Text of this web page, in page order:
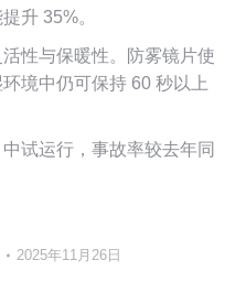
升 35%。
性与保暖性。防雾镜片使
境中仍可保持 60 秒以上
试运行，事故率较去年同
2025年11月26日